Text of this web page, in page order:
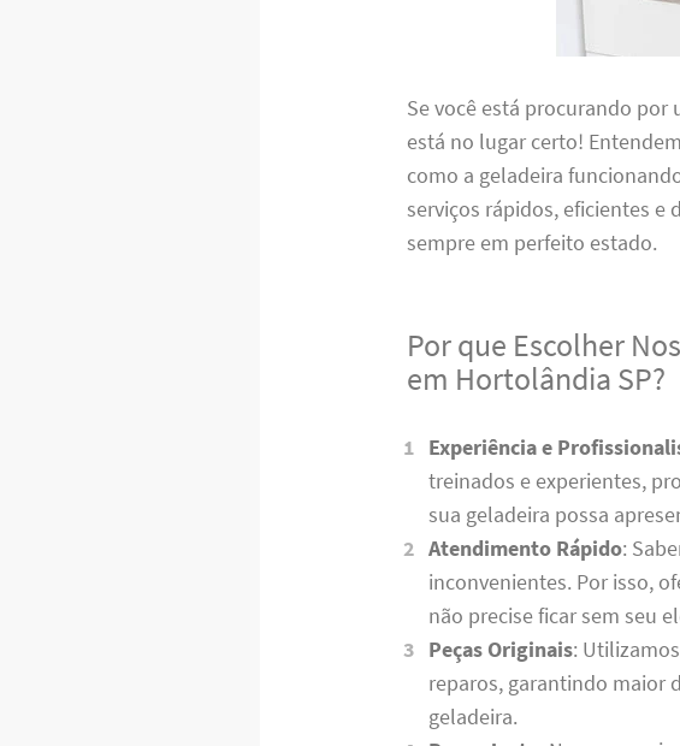
Se você está procurando por
está no lugar certo!
como a geladeira
serviços rápidos, eficientes e
sempre em perfeito estado.
Por que Escolher
em Hortolândia SP?
Experiência e
treinados e experientes,
sua geladeira possa
Atendimento Rápido:
inconvenientes. Por isso,
não precise ficar sem seu
Peças Originais:
reparos, garantindo maior
geladeira.